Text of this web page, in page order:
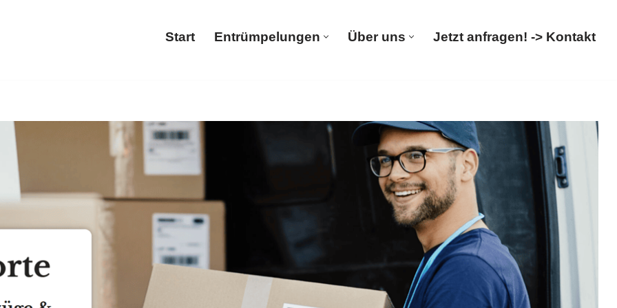
Start Entrümpelungen Über uns Jetzt anfragen! -> Kontakt
und ✓Wohnungsauflösung, Entrümpelungsfirma, Haushaltsauflösung, Entsorgung. ➡️ 𝐌&𝐋
✓Haushaltsauflösung, ✓Entrümpelungsfirma, ✓Wohnungsauflösung oder ✓Entsorgung für